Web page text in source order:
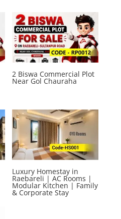
2 Biswa Commercial Plot
Near Gol Chauraha
Luxury Homestay in
Raebareli | AC Rooms |
Modular Kitchen | Family
& Corporate Stay